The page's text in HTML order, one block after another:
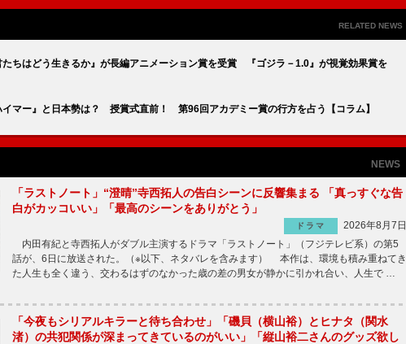
RELATED NEWS
たちはどう生きるか』が長編アニメーション賞を受賞 『ゴジラ－1.0』が視覚効果賞を
イマー』と日本勢は？ 授賞式直前！ 第96回アカデミー賞の行方を占う【コラム】
NEWS
「ラストノート」“澄晴”寺西拓人の告白シーンに反響集まる 「真っすぐな告
白がカッコいい」「最高のシーンをありがとう」
ドラマ
2026年8月7日
内田有紀と寺西拓人がダブル主演するドラマ「ラストノート」（フジテレビ系）の第5
話が、6日に放送された。（※以下、ネタバレを含みます） 本作は、環境も積み重ねてき
た人生も全く違う、交わるはずのなかった歳の差の男女が静かに引かれ合い、人生で …
「今夜もシリアルキラーと待ち合わせ」「磯貝（横山裕）とヒナタ（関水
渚）の共犯関係が深まってきているのがいい」「縦山裕二さんのグッズ欲し